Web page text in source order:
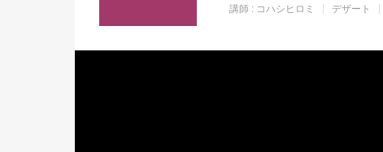
講師 : コハシヒロミ デザート